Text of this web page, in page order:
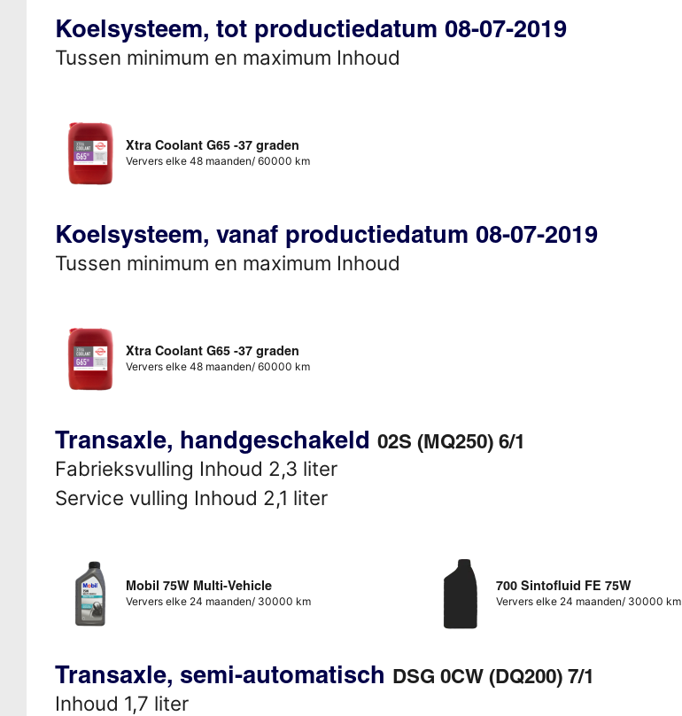
Koelsysteem, tot productiedatum 08-07-2019
Tussen minimum en maximum Inhoud
Xtra Coolant G65 -37 graden
Ververs elke 48 maanden/ 60000 km
Koelsysteem, vanaf productiedatum 08-07-2019
Tussen minimum en maximum Inhoud
Xtra Coolant G65 -37 graden
Ververs elke 48 maanden/ 60000 km
Transaxle, handgeschakeld 02S (MQ250) 6/1
Fabrieksvulling Inhoud 2,3 liter
Service vulling Inhoud 2,1 liter
Mobil 75W Multi-Vehicle
Ververs elke 24 maanden/ 30000 km
700 Sintofluid FE 75W
Ververs elke 24 maanden/ 30000 km
Transaxle, semi-automatisch DSG 0CW (DQ200) 7/1
Inhoud 1,7 liter